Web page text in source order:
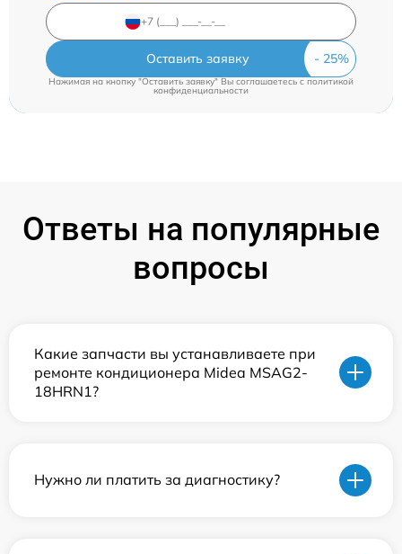
Оставить заявку
Нажимая на кнопку "Оставить заявку" Вы соглашаетесь cполитикой
конфиденциальности
Ответы на популярные
вопросы
Какие запчасти вы устанавливаете при
ремонте кондиционера Midea MSAG2-
18HRN1?
Нужно ли платить за диагностику?